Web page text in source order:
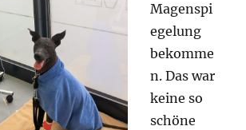
Magenspi
egelung
bekomme
n. Das war
keine so
schöne